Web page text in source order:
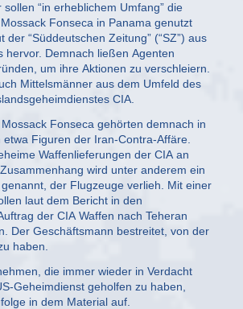
“in erheblichem Umfang” die
Fonseca in Panama genutzt
der “Süddeutschen Zeitung” (“SZ”) aus
hervor. Demnach ließen Agenten
um ihre Aktionen zu verschleiern.
Mittelsmänner aus dem Umfeld des
CIA.
Fonseca gehörten demnach in
Figuren der Iran-Contra-Affäre.
Waffenlieferungen der CIA an
wird unter anderem ein
der Flugzeuge verlieh. Mit einer
laut dem Bericht in den
der CIA Waffen nach Teheran
Der Geschäftsmann bestreitet, von der
haben.
die immer wieder in Verdacht
Geheimdienst geholfen zu haben,
in dem Material auf.